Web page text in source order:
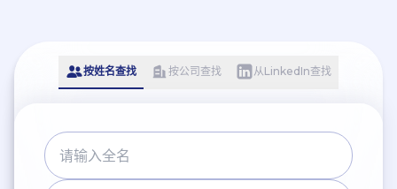
按姓名查找 按公司查找 从LinkedIn查找